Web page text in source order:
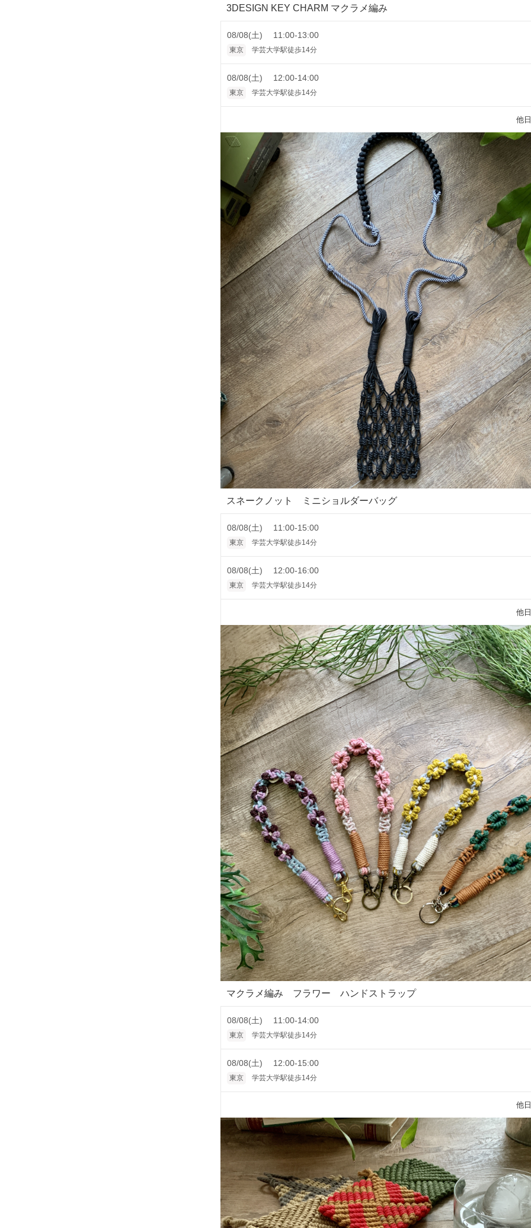
3DESIGN KEY CHARM マクラメ編み
08/08(土) 11:00-13:00
東京 学芸大学駅徒歩14分
08/08(土) 12:00-14:00
東京 学芸大学駅徒歩14分
他
スネークノット ミニショルダーバッグ
08/08(土) 11:00-15:00
東京 学芸大学駅徒歩14分
08/08(土) 12:00-16:00
東京 学芸大学駅徒歩14分
他
マクラメ編み フラワー ハンドストラップ
08/08(土) 11:00-14:00
東京 学芸大学駅徒歩14分
08/08(土) 12:00-15:00
東京 学芸大学駅徒歩14分
他